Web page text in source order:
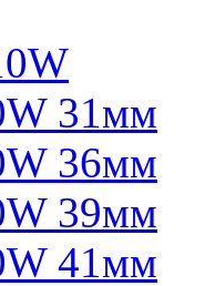
31мм
36мм
39мм
41мм